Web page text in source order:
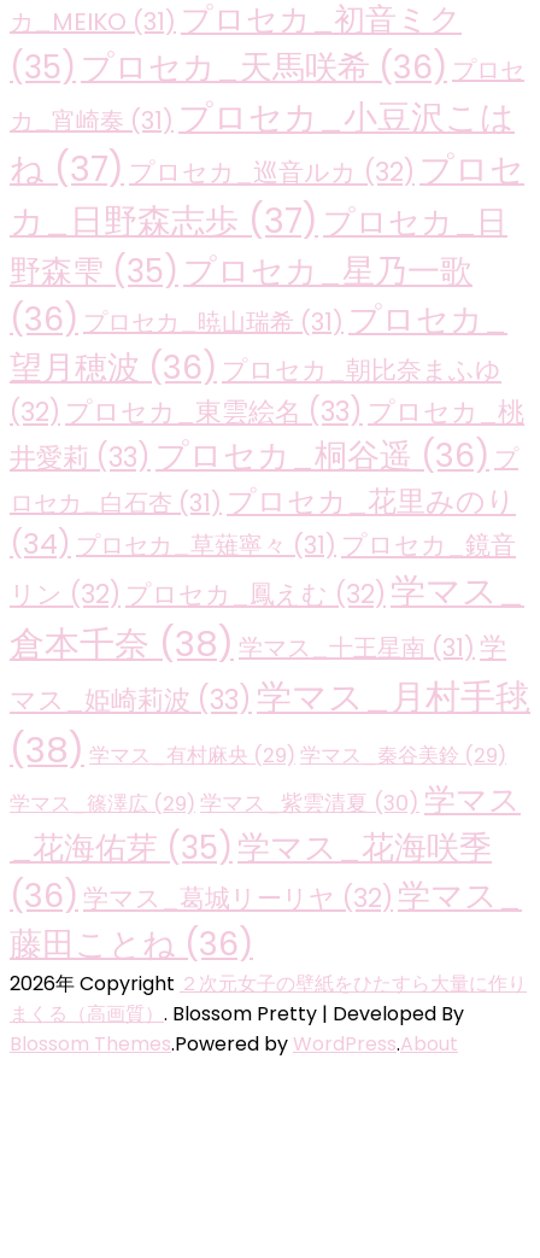
カ_MEIKO (31) プロセカ_初音ミク
(35) プロセカ_天馬咲希 (36) プロセ
カ_宵崎奏 (31) プロセカ_小豆沢こは
ね (37) プロセカ_巡音ルカ (32) プロセ
カ_日野森志歩 (37) プロセカ_日
野森雫 (35) プロセカ_星乃一歌
(36) プロセカ_暁山瑞希 (31) プロセカ_
望月穂波 (36) プロセカ_朝比奈まふゆ
(32) プロセカ_東雲絵名 (33) プロセカ_桃
井愛莉 (33) プロセカ_桐谷遥 (36) プ
ロセカ_白石杏 (31) プロセカ_花里みのり
(34) プロセカ_草薙寧々 (31) プロセカ_鏡音
リン (32) プロセカ_鳳えむ (32) 学マス_
倉本千奈 (38) 学マス_十王星南 (31) 学
マス_姫崎莉波 (33) 学マス_月村手毬
(38) 学マス_有村麻央 (29) 学マス_秦谷美鈴 (29)
学マス_篠澤広 (29) 学マス_紫雲清夏 (30) 学マス
_花海佑芽 (35) 学マス_花海咲季
(36) 学マス_葛城リーリヤ (32) 学マス_
藤田ことね (36)
2026年 Copyright ２次元女子の壁紙をひたすら大量に作り
まくる（高画質） . Blossom Pretty | Developed By
Blossom Themes.Powered byWordPress.About